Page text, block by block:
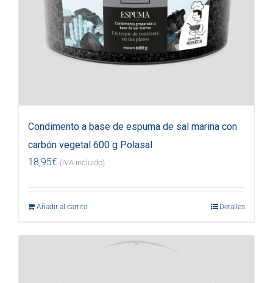
Condimento a base de espuma de sal marina con
carbón vegetal 600 g Polasal
18,95€ (IVA incluido)
Añadir al carrito Detalles